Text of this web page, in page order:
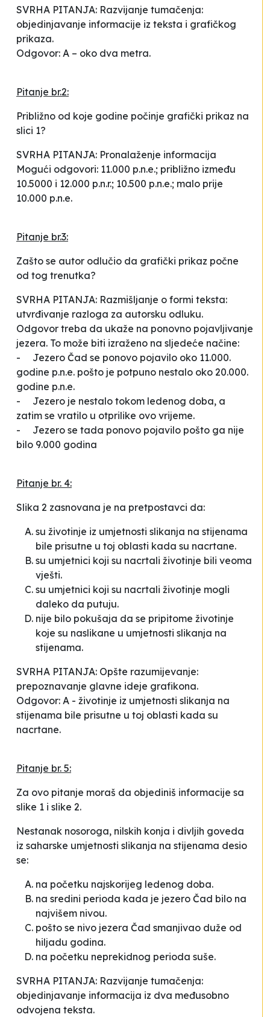
SVRHA PITANJA: Razvijanje tumačenja:
objedinjavanje informacije iz teksta i grafičkog
prikaza.
Odgovor: A – oko dva metra.
Pitanje br.2:
Približno od koje godine počinje grafički prikaz na
slici 1?
SVRHA PITANJA: Pronalaženje informacija
Mogući odgovori: 11.000 p.n.e.; približno između
10.5000 i 12.000 p.n.r.; 10.500 p.n.e.; malo prije
10.000 p.n.e.
Pitanje br.3:
Zašto se autor odlučio da grafički prikaz počne
od tog trenutka?
SVRHA PITANJA: Razmišljanje o formi teksta:
utvrđivanje razloga za autorsku odluku.
Odgovor treba da ukaže na ponovno pojavljivanje
jezera. To može biti izraženo na sljedeće načine:
- Jezero Čad se ponovo pojavilo oko 11.000.
godine p.n.e. pošto je potpuno nestalo oko 20.000.
godine p.n.e.
- Jezero je nestalo tokom ledenog doba, a
zatim se vratilo u otprilike ovo vrijeme.
- Jezero se tada ponovo pojavilo pošto ga nije
bilo 9.000 godina
Pitanje br. 4:
Slika 2 zasnovana je na pretpostavci da:
su životinje iz umjetnosti slikanja na stijenama
bile prisutne u toj oblasti kada su nacrtane.
su umjetnici koji su nacrtali životinje bili veoma
vješti.
su umjetnici koji su nacrtali životinje mogli
daleko da putuju.
nije bilo pokušaja da se pripitome životinje
koje su naslikane u umjetnosti slikanja na
stijenama.
SVRHA PITANJA: Opšte razumijevanje:
prepoznavanje glavne ideje grafikona.
Odgovor: A - životinje iz umjetnosti slikanja na
stijenama bile prisutne u toj oblasti kada su
nacrtane.
Pitanje br. 5:
Za ovo pitanje moraš da objediniš informacije sa
slike 1 i slike 2.
Nestanak nosoroga, nilskih konja i divljih goveda
iz saharske umjetnosti slikanja na stijenama desio
se:
na početku najskorijeg ledenog doba.
na sredini perioda kada je jezero Čad bilo na
najvišem nivou.
pošto se nivo jezera Čad smanjivao duže od
hiljadu godina.
na početku neprekidnog perioda suše.
SVRHA PITANJA: Razvijanje tumačenja:
objedinjavanje informacija iz dva međusobno
odvojena teksta.